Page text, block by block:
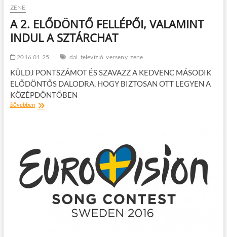
ZENE
A 2. ELŐDÖNTŐ FELLÉPŐI, VALAMINT
INDUL A SZTÁRCHAT
2016.01.25. dal televízió verseny zene
KÜLDJ PONTSZÁMOT ÉS SZAVAZZ A KEDVENC MÁSODIK
ELŐDÖNTŐS DALODRA, HOGY BIZTOSAN OTT LEGYEN A
KÖZÉPDÖNTŐBEN
bővebbenA
INDUL
SZTÁRCHAT